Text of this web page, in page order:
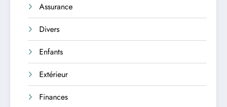
Assurance
Divers
Enfants
Extérieur
Finances